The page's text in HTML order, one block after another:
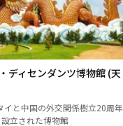
ディセンダンツ博物館 (天
イと中国の外交関係樹立20周年
立された博物館